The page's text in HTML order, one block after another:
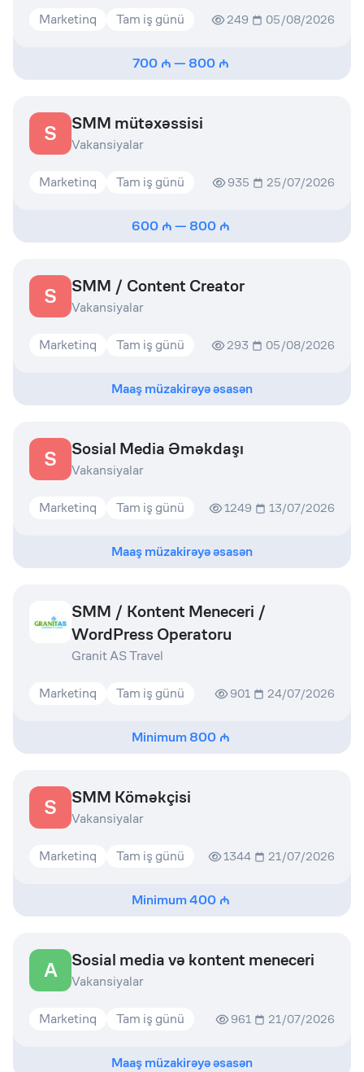
Marketinq Tam iş günü 249 05/08/2026
700 — 800
S SMM mütəxəssisi
Vakansiyalar
Marketinq Tam iş günü 935 25/07/2026
600 — 800
S SMM / Content Creator
Vakansiyalar
Marketinq Tam iş günü 293 05/08/2026
Maaş müzakirəyə əsasən
S Sosial Media Əməkdaşı
Vakansiyalar
Marketinq Tam iş günü 1249 13/07/2026
Maaş müzakirəyə əsasən
SMM / Kontent Meneceri /
WordPress Operatoru
Granit AS Travel
Marketinq Tam iş günü 901 24/07/2026
Minimum800
S SMM Köməkçisi
Vakansiyalar
Marketinq Tam iş günü 1344 21/07/2026
Minimum400
A Sosial media və kontent meneceri
Vakansiyalar
Marketinq Tam iş günü 961 21/07/2026
Maaş müzakirəyə əsasən